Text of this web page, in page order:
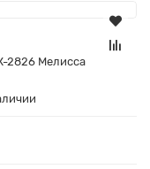
2826 Мелисса